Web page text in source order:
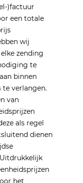
)factuur
een totale
wij
zending
te
binnen
te verlangen.
van
als regel
dienen
het